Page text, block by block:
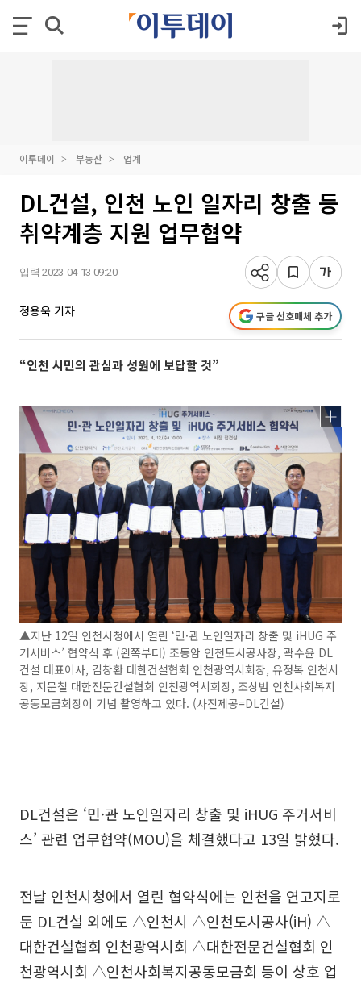
이투데이 부동산 업계
DL건설, 인천 노인 일자리 창출 등
취약계층 지원 업무협약
입력 2023-04-13 09:20
정용욱 기자 구글 선호매체 추가
“인천 시민의 관심과 성원에 보답할 것”
▲지난 12일 인천시청에서 열린 ‘민·관 노인일자리 창출 및 iHUG 주
거서비스’ 협약식 후 (왼쪽부터) 조동암 인천도시공사장, 곽수윤 DL
건설 대표이사, 김창환 대한건설협회 인천광역시회장, 유정복 인천시
장, 지문철 대한전문건설협회 인천광역시회장, 조상범 인천사회복지
공동모금회장이 기념 촬영하고 있다. (사진제공=DL건설)
DL건설은 ‘민·관 노인일자리 창출 및 iHUG 주거서비
스’ 관련 업무협약(MOU)을 체결했다고 13일 밝혔다.
전날 인천시청에서 열린 협약식에는 인천을 연고지로
둔 DL건설 외에도 △인천시 △인천도시공사(iH) △
대한건설협회 인천광역시회 △대한전문건설협회 인
천광역시회 △인천사회복지공동모금회 등이 상호 업